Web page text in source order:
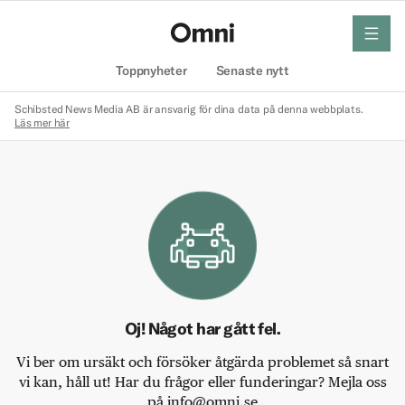
Toppnyheter Senaste nytt
meny
Schibsted News Media AB är ansvarig för dina data på denna webbplats.
Läs mer här
Oj! Något har gått fel.
Vi ber om ursäkt och försöker åtgärda problemet så snart
vi kan, håll ut! Har du frågor eller funderingar? Mejla oss